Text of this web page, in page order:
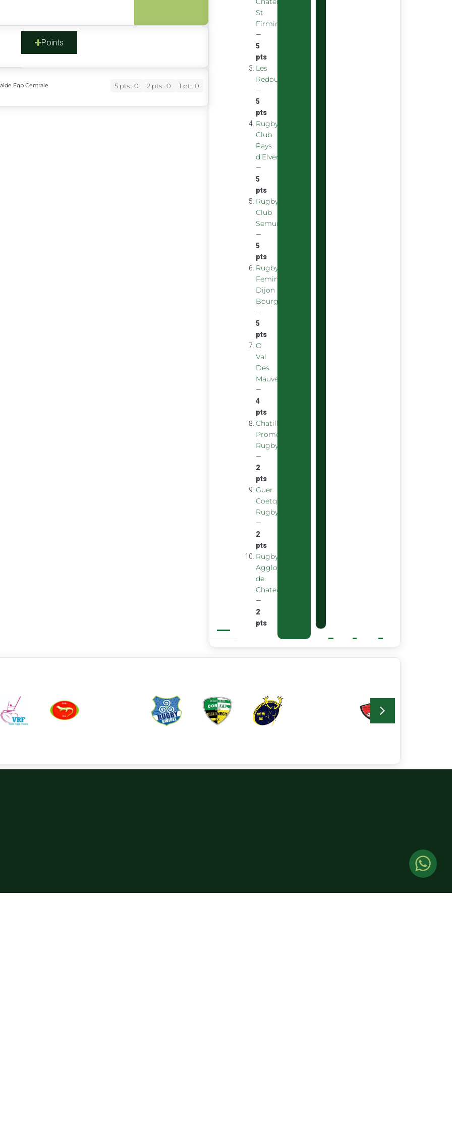
Points
5 pts : 0 2 pts : 0 1 pt : 0
Eqp Centrale
St
Firmin
—
5
pts
Les
Redoubstables
—
5
pts
Rugby
Club
Pays
d’Elven
—
5
pts
Rugby
Club
Semurois
—
5
pts
Rugby
Feminin
Dijon
Bourgogne
—
5
pts
O
Val
Des
Mauves
—
4
pts
Chatillon
Promotion
Rugby
—
2
pts
Guer
Coetquidan
Rugby
—
2
pts
Rugby
Agglomeration
de
Chateaubourg
—
2
pts